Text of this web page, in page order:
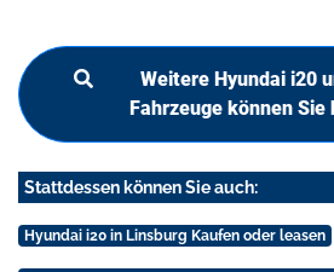
Weitere Hyundai i20
Fahrzeuge können Sie
Stattdessen können Sie auch:
Hyundai i20 in Linsburg Kaufen oder leasen